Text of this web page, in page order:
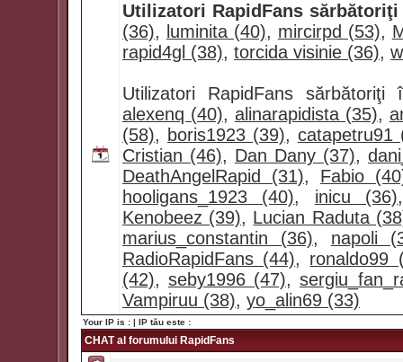
Utilizatori RapidFans
(36), luminita (40), mircirpd (53),
rapid4gl (38), torcida visinie (36),
Utilizatori RapidFans
alexenq (40), alinarapidista (35),
(58), boris1923 (39), catapetru91
Cristian (46), Dan Dany (37),
DeathAngelRapid (31), Fabio
hooligans_1923 (40), inicu (36)
Kenobeez (39), Lucian Raduta
marius_constantin (36), napoli
RadioRapidFans (44), ronaldo99
(42), seby1996 (47),
Vampiruu (38), yo_alin69 (33)
Your IP is : | IP tău este :
CHAT al forumului RapidFans